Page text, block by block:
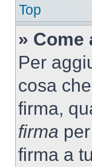
Top
» Come
Per
cosa
firma,
firma
firma a